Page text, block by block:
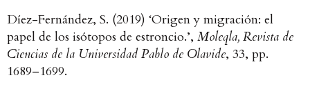
Díez-Fernández, S. (2019) ‘Origen y migración: el
papel de los isótopos de estroncio.’, Moleqla, Revista de
Ciencias de la Universidad Pablo de Olavide, 33, pp.
1689–1699.